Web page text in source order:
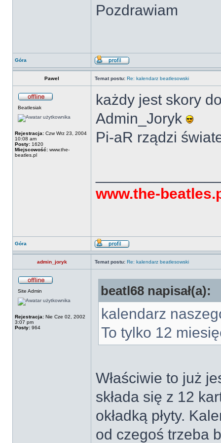
Pozdrawiam
Góra
Pawel Temat postu: Re: kalendarz beatlesowski
Beatlesiak
Rejestracja: Czw Wrz 23, 2004
10:08 am
Posty: 1620
Miejscowość: www.the-
beatles.pl
każdy jest skory
Admin_Joryk
Pi-aR rządzi
www.the-
Góra
admin_joryk Temat postu: Re: kalendarz beatlesowski
Site Admin
Rejestracja: Nie Cze 02, 2002
3:07 pm
Posty: 964
beatl68 napisał(a):
kalendarz
To tylko 12
Właściwie to już
składa się z 12
okładką płyty.
od czegoś trzeba